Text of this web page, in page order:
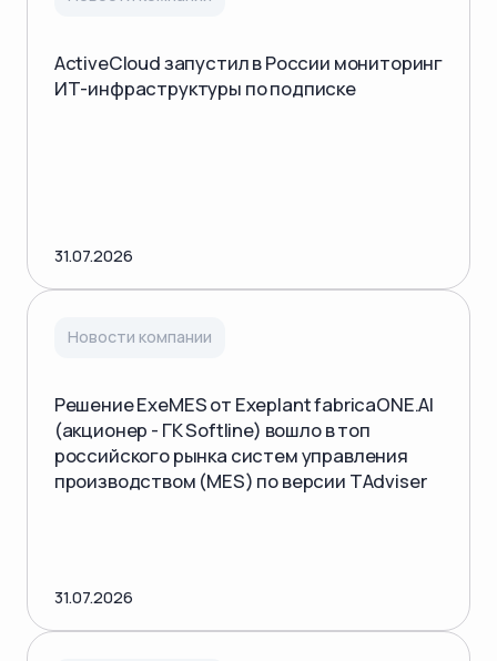
ActiveCloud запустил в России мониторинг
ИТ-инфраструктуры по подписке
31.07.2026
Новости компании
Решение ExeMES от Exeplant fabricaONE.AI
(акционер - ГК Softline) вошло в топ
российского рынка систем управления
производством (MES) по версии TAdviser
31.07.2026